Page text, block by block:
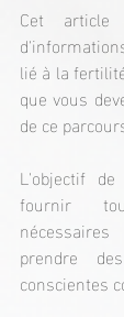
Cet
lié à la
que vous
de ce
L'objectif de
fournir
prendre
conscientes